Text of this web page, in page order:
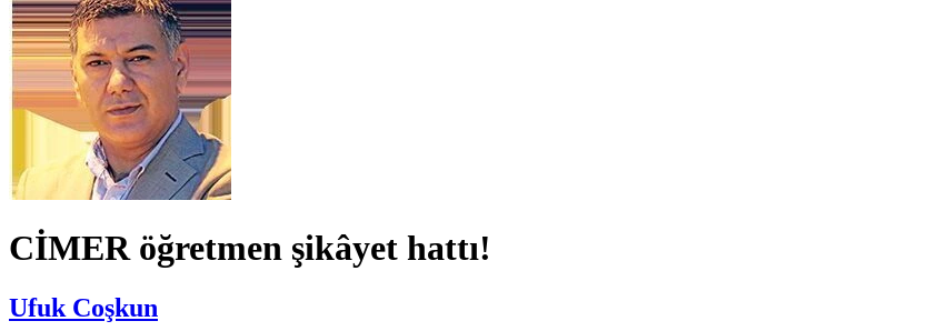
​CİMER öğretmen şikâyet hattı!
Ufuk Coşkun